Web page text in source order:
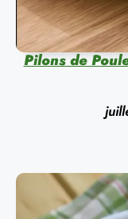
Pilons de